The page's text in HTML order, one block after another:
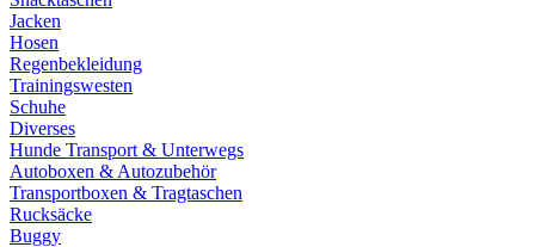
Jacken
Hosen
Regenbekleidung
Trainingswesten
Schuhe
Diverses
Hunde Transport & Unterwegs
Autoboxen & Autozubehör
Transportboxen & Tragtaschen
Rucksäcke
Buggy